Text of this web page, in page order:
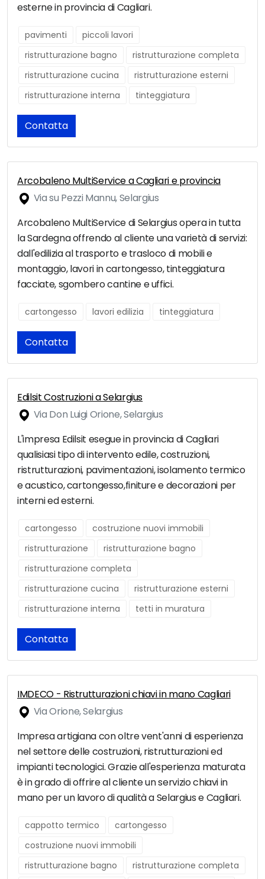
esterne in provincia di Cagliari.
pavimenti
piccoli lavori
ristrutturazione bagno
ristrutturazione completa
ristrutturazione cucina
ristrutturazione esterni
ristrutturazione interna
tinteggiatura
Contatta
Arcobaleno MultiService a Cagliari e provincia
Via su Pezzi Mannu, Selargius
Arcobaleno MultiService di Selargius opera in tutta
la Sardegna offrendo al cliente una varietà di servizi:
dall'edilizia al trasporto e trasloco di mobili e
montaggio, lavori in cartongesso, tinteggiatura
facciate, sgombero cantine e uffici.
cartongesso lavori edilizia tinteggiatura
Contatta
Edilsit Costruzioni a Selargius
Via Don Luigi Orione, Selargius
L'impresa Edilsit esegue in provincia di Cagliari
qualisiasi tipo di intervento edile, costruzioni,
ristrutturazioni, pavimentazioni, isolamento termico
e acustico, cartongesso,finiture e decorazioni per
interni ed esterni.
cartongesso
costruzione nuovi immobili
ristrutturazione
ristrutturazione bagno
ristrutturazione completa
ristrutturazione cucina
ristrutturazione esterni
ristrutturazione interna
tetti in muratura
Contatta
IMDECO - Ristrutturazioni chiavi in mano Cagliari
Via Orione, Selargius
Impresa artigiana con oltre vent'anni di esperienza
nel settore delle costruzioni, ristrutturazioni ed
impianti tecnologici. Grazie all'esperienza maturata
è in grado di offrire al cliente un servizio chiavi in
mano per un lavoro di qualità a Selargius e Cagliari.
cappotto termico
cartongesso
costruzione nuovi immobili
ristrutturazione bagno
ristrutturazione completa